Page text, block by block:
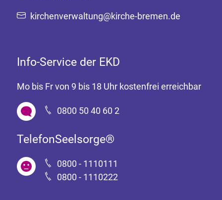
kirchenverwaltung@kirche-bremen.de
Info-Service der EKD
Mo bis Fr von 9 bis 18 Uhr kostenfrei erreichbar
0800 50 40 60 2
TelefonSeelsorge®
0800 - 1110111
0800 - 1110222